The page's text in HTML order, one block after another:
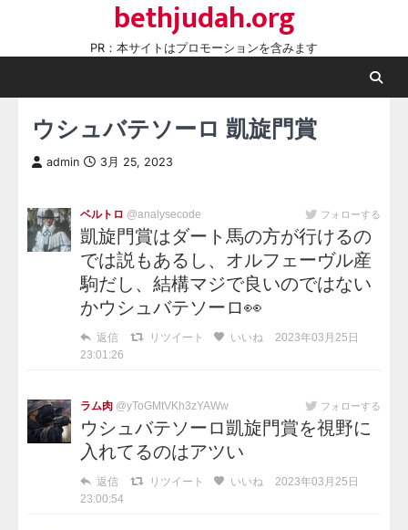
content
bethjudah.org
PR：本サイトはプロモーションを含みます
ウシュバテソーロ 凱旋門賞
admin 3月 25, 2023
ベルトロ @analysecode フォローする
凱旋門賞はダート馬の方が行けるの
では説もあるし、オルフェーヴル産
駒だし、結構マジで良いのではない
かウシュバテソーロ👀
返信 リツイート いいね
2023年03月25日
23:01:26
ラム肉 @yToGMtVKh3zYAWw フォローする
ウシュバテソーロ凱旋門賞を視野に
入れてるのはアツい
返信 リツイート いいね
2023年03月25日
23:00:54